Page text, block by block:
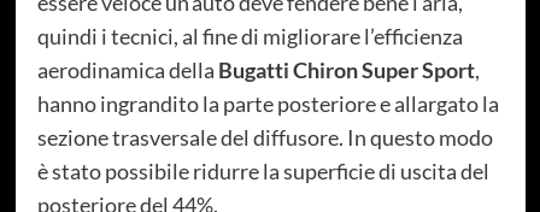
quindi i tecnici, al fine di migliorare l’efficienza
aerodinamica della Bugatti Chiron Super Sport,
hanno ingrandito la parte posteriore e allargato la
sezione trasversale del diffusore. In questo modo
è stato possibile ridurre la superficie di uscita del
posteriore del 44%.